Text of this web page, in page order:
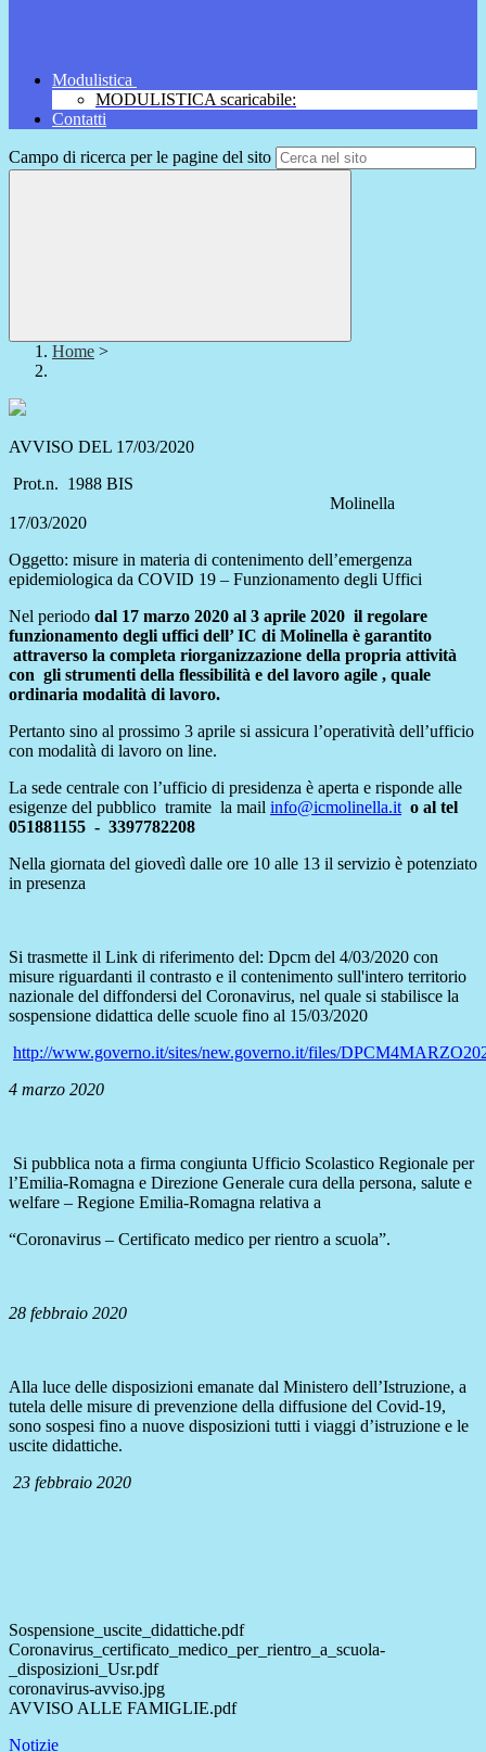
Modulistica
MODULISTICA scaricabile:
Contatti
Campo di ricerca per le pagine del sito
Home >
AVVISO DEL 17/03/2020
Prot.n. 1988 BIS
Molinella
17/03/2020
Oggetto: misure in materia di contenimento dell’emergenza
epidemiologica da COVID 19 – Funzionamento degli Uffici
Nel periodo dal 17 marzo 2020 al 3 aprile 2020 il regolare
funzionamento degli uffici dell’ IC di Molinella è garantito
attraverso la completa riorganizzazione della propria attività
con gli strumenti della flessibilità e del lavoro agile , quale
ordinaria modalità di lavoro.
Pertanto sino al prossimo 3 aprile si assicura l’operatività dell’ufficio
con modalità di lavoro on line.
La sede centrale con l’ufficio di presidenza è aperta e risponde alle
esigenze del pubblico tramite la mail info@icmolinella.it o al tel
051881155 - 3397782208
Nella giornata del giovedì dalle ore 10 alle 13 il servizio è potenziato
in presenza
Si trasmette il Link di riferimento del: Dpcm del 4/03/2020 con
misure riguardanti il contrasto e il contenimento sull'intero territorio
nazionale del diffondersi del Coronavirus, nel quale si stabilisce la
sospensione didattica delle scuole fino al 15/03/2020
http://www.governo.it/sites/new.governo.it/files/
4 marzo 2020
Si pubblica nota a firma congiunta Ufficio Scolastico Regionale per
l’Emilia-Romagna e Direzione Generale cura della persona, salute e
welfare – Regione Emilia-Romagna relativa a
“Coronavirus – Certificato medico per rientro a scuola”.
28 febbraio 2020
Alla luce delle disposizioni emanate dal Ministero dell’Istruzione, a
tutela delle misure di prevenzione della diffusione del Covid-19,
sono sospesi fino a nuove disposizioni tutti i viaggi d’istruzione e le
uscite didattiche.
23 febbraio 2020
Sospensione_uscite_didattiche.pdf
Coronavirus_certificato_medico_per_rientro_a_scuola-
_disposizioni_Usr.pdf
coronavirus-avviso.jpg
AVVISO ALLE FAMIGLIE.pdf
Notizie